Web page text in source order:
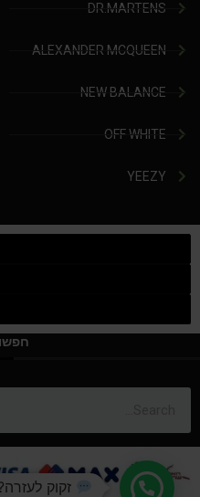
DR.MARTENS
ALEXANDER MCQUEEN
NEW BALANCE
OFF WHITE
YEEZY
זקוק